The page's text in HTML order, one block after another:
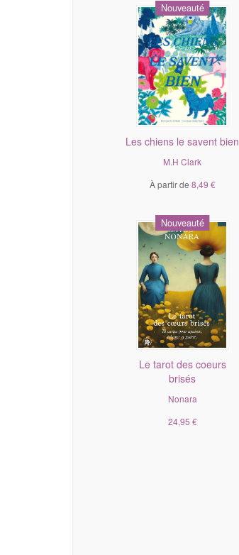
Nouveauté
Les chiens le savent bien
M.H Clark
À partir de 8,49 €
Nouveauté
Le tarot des coeurs
brisés
Nonara
24,95 €